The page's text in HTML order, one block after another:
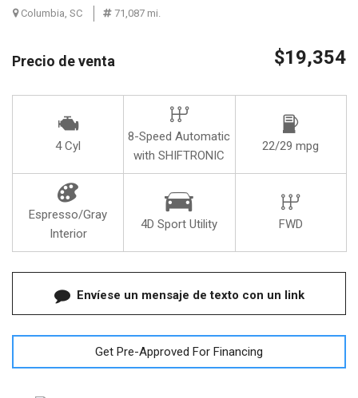
Columbia, SC 71,087 mi.
Precio de venta $19,354
4 Cyl
8-Speed Automatic
with SHIFTRONIC
22/29 mpg
Espresso/Gray
Interior
4D Sport Utility FWD
Envíese un mensaje de texto con un link
Get Pre-Approved For Financing